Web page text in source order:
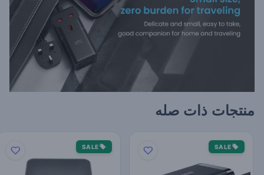
منتجات ذات صله
SALE
SALE